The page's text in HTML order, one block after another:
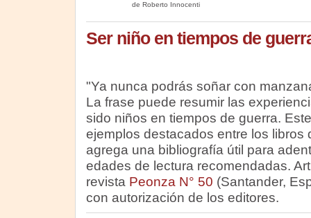
de Roberto Innocenti
Ser niño en tiempos de
"Ya nunca podrás soñar con
La frase puede resumir las
sido niños en tiempos de guerra.
ejemplos destacados entre los libros
agrega una bibliografía útil para
edades de lectura recomendadas.
revista Peonza N° 50 (Santander,
con autorización de los editores.